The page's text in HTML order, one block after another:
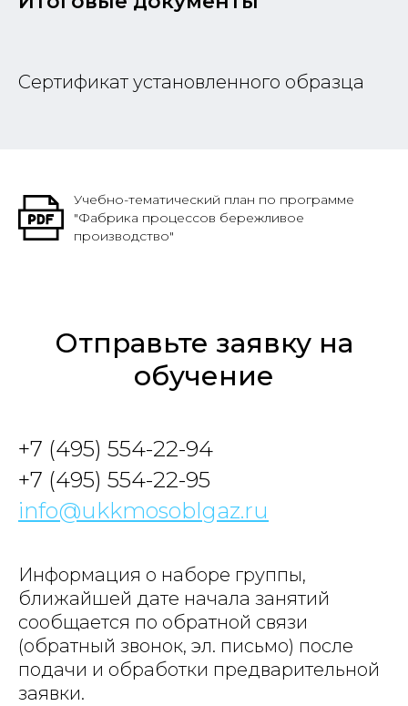
Сертификат установленного образца
Учебно-тематический план по программе
"Фабрика процессов бережливое
производство"
Отправьте заявку на
обучение
+7 (495) 554-22-94
+7 (495) 554-22-95
info@ukkmosoblgaz.ru
Информация о наборе группы,
ближайшей дате начала занятий
сообщается по обратной связи
(обратный звонок, эл. письмо) после
подачи и обработки предварительной
заявки.